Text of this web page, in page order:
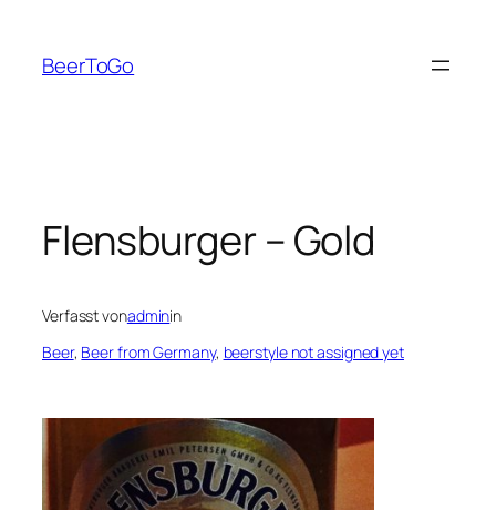
springen
BeerToGo
Flensburger – Gold
Verfasst vonadminin
Beer, Beer from Germany, beerstyle not assigned yet